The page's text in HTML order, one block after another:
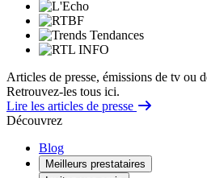
Articles de presse, émissions de tv ou
Retrouvez-les tous ici.
Lire les articles de presse
Découvrez
Blog
Meilleurs prestataires